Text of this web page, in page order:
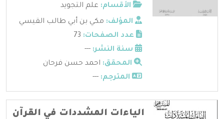
الأقسام: علم التجويد
المؤلف: مكي بن أبي طالب القيسي
عدد الصفحات:
سنة النشر: ---
المحقق: احمد حسن فرحان
المترجم: ---
الياءات المشددات في القرآن